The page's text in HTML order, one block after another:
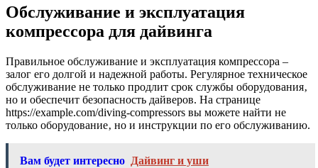
Обслуживание и эксплуатация
компрессора для дайвинга
Правильное обслуживание и эксплуатация компрессора –
залог его долгой и надежной работы. Регулярное техническое
обслуживание не только продлит срок службы оборудования‚
но и обеспечит безопасность дайверов. На странице
https://example.com/diving-compressors вы можете найти не
только оборудование‚ но и инструкции по его обслуживанию.
Вам будет интересно Дайвинг и уши